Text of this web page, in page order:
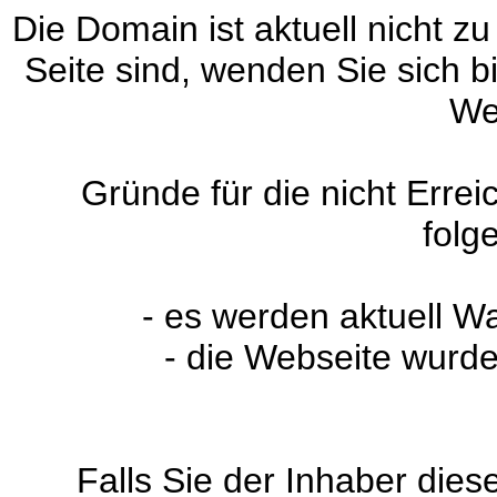
Die Domain ist aktuell nicht
Seite sind, wenden Sie sich
Gründe für die nicht
- es werden aktuell
- die Webseite
Falls Sie der Inhaber